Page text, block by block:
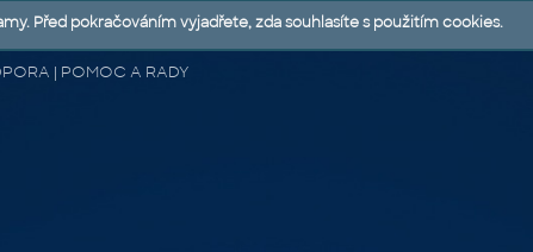
| POMOC A RADY
Před pokračováním vyjadřete, zda souhlasíte s použitím cookies.